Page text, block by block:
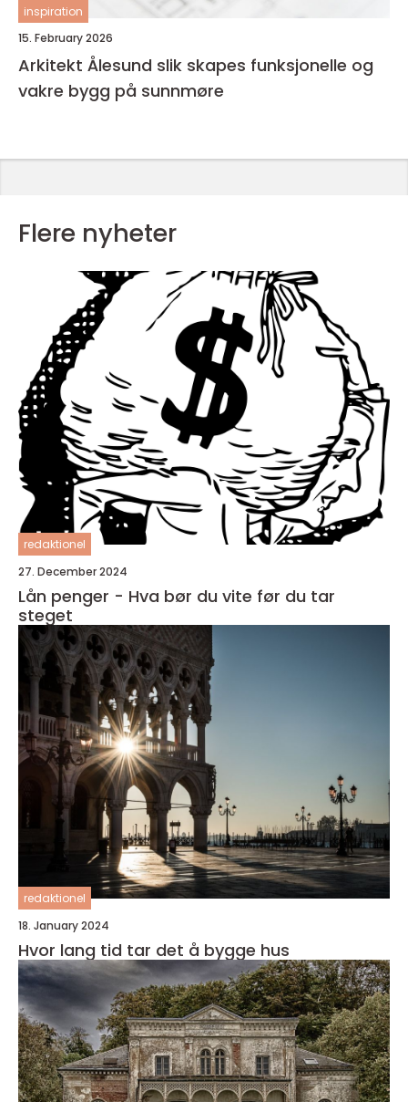
inspiration
15. February 2026
Arkitekt Ålesund slik skapes funksjonelle og
vakre bygg på sunnmøre
Flere nyheter
redaktionel
27. December 2024
Lån penger - Hva bør du vite før du tar
steget
redaktionel
18. January 2024
Hvor lang tid tar det å bygge hus